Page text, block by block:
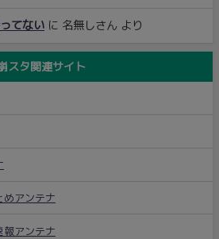
てない に 名無しさん より
スタ関連サイト
めアンテナ
報アンテナ